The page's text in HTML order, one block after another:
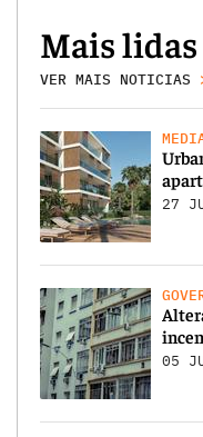
Mais lidas
VER MAIS NOTICIAS
27
05